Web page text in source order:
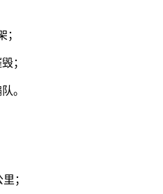
；
；
。
；